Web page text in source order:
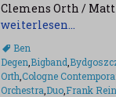
Clemens Orth /
weiterlesen…
Schlagworte
Ben
Degen Bigband
Orth Cologne
Orchestra Duo, Frank